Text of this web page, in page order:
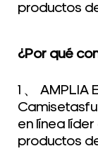
productos
¿Por qué
1 、 AMPLIA
en línea líder
productos